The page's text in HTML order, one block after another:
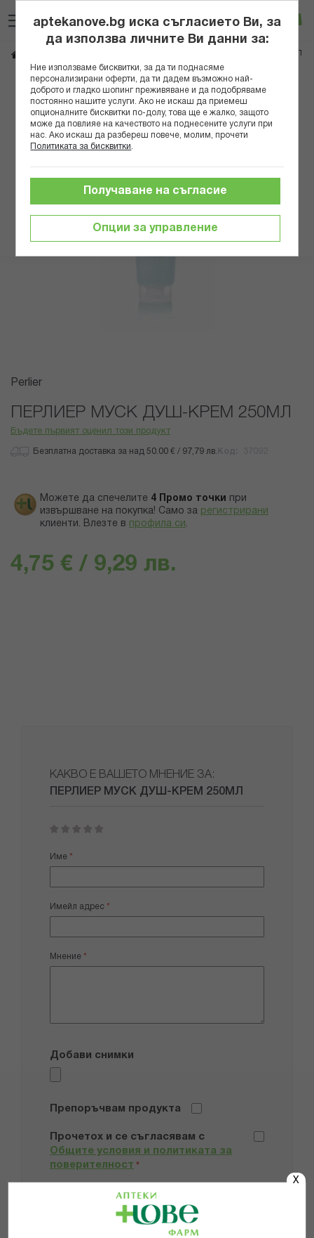
X
към
съдържанието
Вход
Преминете
края
галерията
Преминете
началото
Perlier
ПЕРЛИЕР МУСК ДУШ-КРЕМ 250МЛ
Бъдете първият оценил този продукт
Безплатна доставка за над 50.00 € / 97,79 лв.
Можете да спечелите 4 Промо точки
при
извършване на покупка! Само за регистрирани
клиенти. Влезте в профила си .
4,75 € / 9,29 лв.
КАКВО Е ВАШЕТО МНЕНИЕ ЗА:
ПЕРЛИЕР МУСК ДУШ-КРЕМ 250МЛ
star
stars
stars
stars
stars
Име
Имейл адрес
Мнение
Добави снимки
Препоръчвам продукта
Прочетох и се съгласявам с
Общите условия и политиката за
поверителност *
ИЗПРАТИ
aptekanove.bg иска съгласието Ви, за
да използва личните Ви данни за:
Ние използваме бисквитки, за да ти поднасяме
персонализирани оферти, да ти дадем възможно най-
доброто и гладко шопинг преживяване и да подобряваме
постоянно нашите услуги. Ако не искаш да приемеш
опционалните бисквитки по-долу, това ще е жалко, защото
може да повлияе на качеството на поднесените услуги при
нас. Ако искаш да разбереш повече, молим, прочети
Политиката за бисквитки
Опции за управление
Получаване на съгласие